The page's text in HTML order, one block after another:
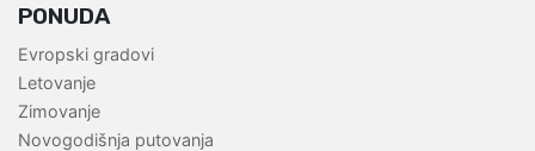
PONUDA
Evropski gradovi
Letovanje
Zimovanje
Novogodišnja putovanja